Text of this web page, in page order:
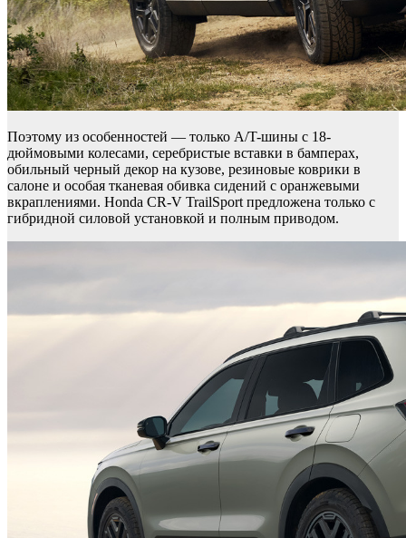
Поэтому из особенностей — только A/T-шины с 18-
дюймовыми колесами, серебристые вставки в бамперах,
обильный черный декор на кузове, резиновые коврики в
салоне и особая тканевая обивка сидений с оранжевыми
вкраплениями. Honda CR-V TrailSport предложена только с
гибридной силовой установкой и полным приводом.